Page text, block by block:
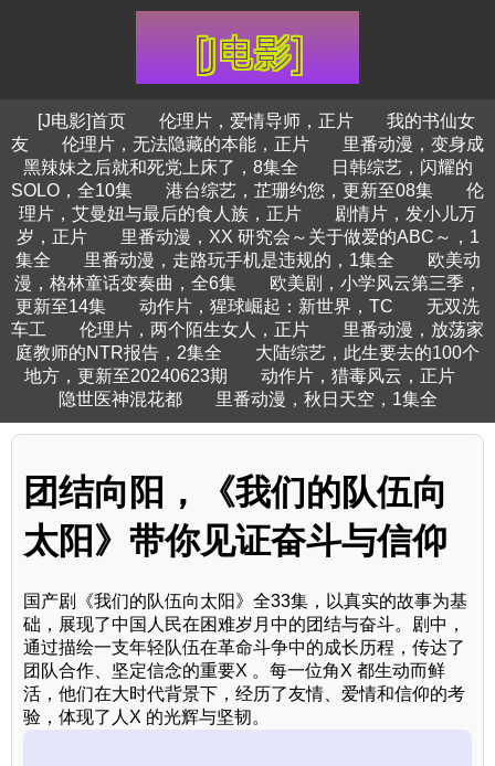
[J电影]首页 伦理片，爱情导师，正片
我的书仙女
友
伦理片，无法隐藏的本能，正片
里番动漫，变身成
黑辣妹之后就和死党上床了，8集全
日韩综艺，闪耀的
SOLO，全10集
港台综艺，芷珊约您，更新至08集
伦
理片，艾曼妞与最后的食人族，正片
剧情片，发小儿万
岁，正片
里番动漫，XX 研究会～关于做爱的ABC～，1
集全
里番动漫，走路玩手机是违规的，1集全
欧美动
漫，格林童话变奏曲，全6集
欧美剧，小学风云第三季，
更新至14集
动作片，猩球崛起：新世界，TC
无双洗
车工
伦理片，两个陌生女人，正片
里番动漫，放荡家
庭教师的NTR报告，2集全
大陆综艺，此生要去的100个
地方，更新至20240623期
动作片，猎毒风云，正片
隐世医神混花都
里番动漫，秋日天空，1集全
团结向阳，《我们的队伍向
太阳》带你见证奋斗与信仰
国产剧《我们的队伍向太阳》全33集，以真实的故事为基
础，展现了中国人民在困难岁月中的团结与奋斗。剧中，
通过描绘一支年轻队伍在革命斗争中的成长历程，传达了
团队合作、坚定信念的重要X 。每一位角X 都生动而鲜
活，他们在大时代背景下，经历了友情、爱情和信仰的考
验，体现了人X 的光辉与坚韧。